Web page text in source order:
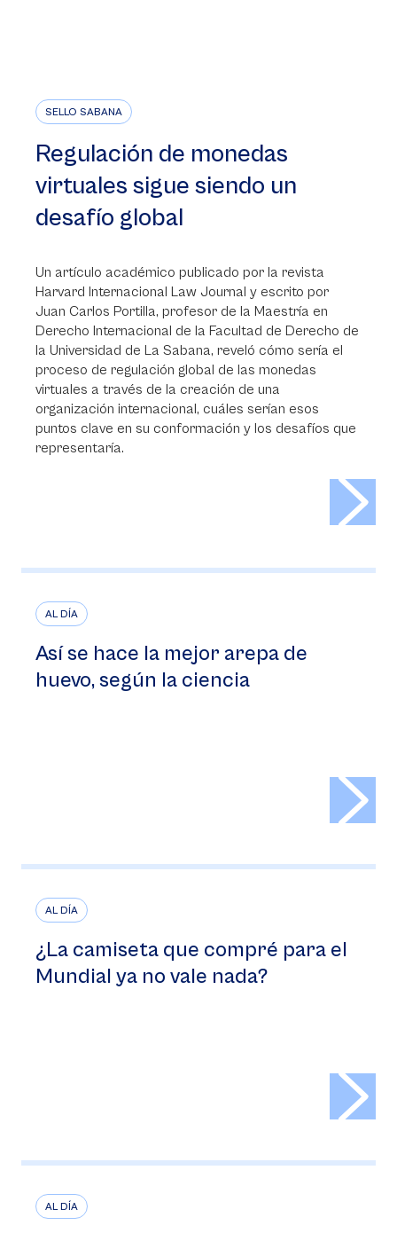
SELLO SABANA
Regulación de monedas
virtuales sigue siendo un
desafío global
Un artículo académico publicado por la revista
Harvard Internacional Law Journal y escrito por
Juan Carlos Portilla, profesor de la Maestría en
Derecho Internacional de la Facultad de Derecho de
la Universidad de La Sabana, reveló cómo sería el
proceso de regulación global de las monedas
virtuales a través de la creación de una
organización internacional, cuáles serían esos
puntos clave en su conformación y los desafíos que
representaría.
AL DÍA
Así se hace la mejor arepa de
huevo, según la ciencia
AL DÍA
¿La camiseta que compré para el
Mundial ya no vale nada?
AL DÍA